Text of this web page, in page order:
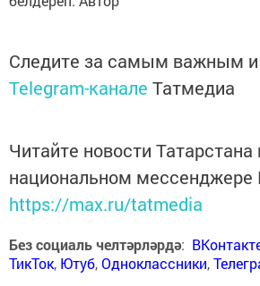
Следите за самым важным
Telegram-канале Татмедиа
Читайте новости Татарстана
национальном мессенджере
https://max.ru/tatmedia
Без социаль челтәрләрдә:
ТикТок, Ютуб,Одноклассники,